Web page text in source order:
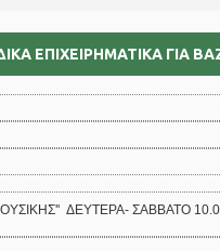
ΕΠΙΧΕΙΡΗΜΑΤΙΚΆ ΓΙΑ
ΔΕΥΤΕΡΑ- ΣΑΒΒΑΤΟ